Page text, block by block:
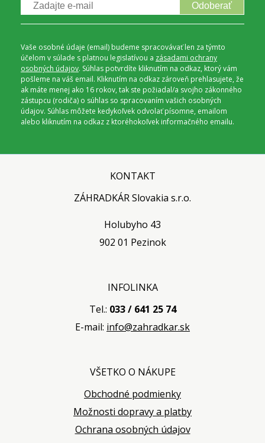
Odoberať
Vaše osobné údaje (email) budeme spracovávať len za týmto
účelom v súlade s platnou legislatívou a zásadami ochrany
osobných údajov. Súhlas potvrdíte kliknutím na odkaz, ktorý vám
pošleme na váš email. Kliknutím na odkaz zároveň prehlasujete, že
ak máte menej ako 16 rokov, tak ste požiadal/a svojho zákonného
zástupcu (rodiča) o súhlas so spracovaním vašich osobných
údajov. Súhlas môžete kedykoľvek odvolať písomne, emailom
alebo kliknutím na odkaz z ktoréhokoľvek informačného emailu.
KONTAKT
ZÁHRADKÁR Slovakia s.r.o.
Holubyho 43
902 01 Pezinok
INFOLINKA
Tel.: 033 / 641 25 74
E-mail: info@zahradkar.sk
VŠETKO O NÁKUPE
Obchodné podmienky
Možnosti dopravy a platby
Ochrana osobných údajov